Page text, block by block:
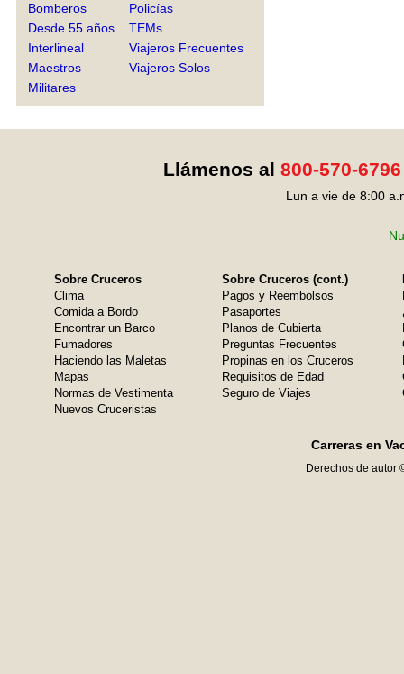
Bomberos
Desde 55 años
Interlineal
Maestros
Militares
Policías
TEMs
Viajeros Frecuentes
Viajeros Solos
Llámenos al 800-570-6796
Lun a vie de 8:00
Sobre Cruceros
Clima
Comida a Bordo
Encontrar un Barco
Fumadores
Haciendo las Maletas
Mapas
Normas de Vestimenta
Nuevos Cruceristas
Sobre Cruceros (cont.)
Pagos y Reembolsos
Pasaportes
Planos de Cubierta
Preguntas Frecuentes
Propinas en los Cruceros
Requisitos de Edad
Seguro de Viajes
Carreras en
Derechos de autor